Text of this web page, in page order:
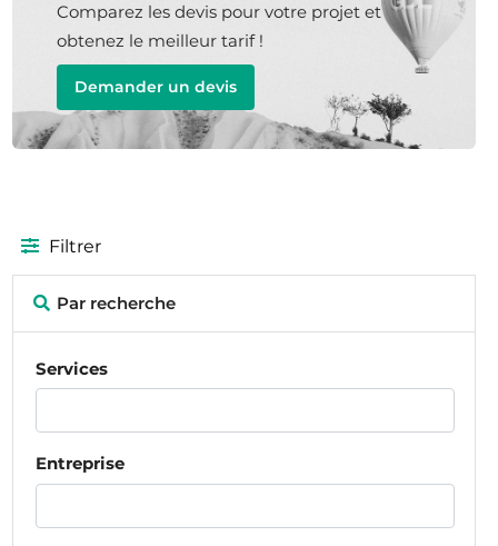
Comparez les devis pour votre projet et
obtenez le meilleur tarif !
Demander un devis
Filtrer
Par recherche
Services
Entreprise